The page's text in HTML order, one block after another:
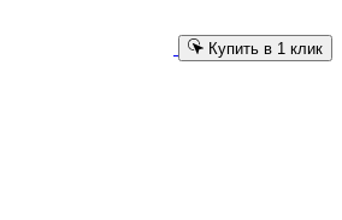
Купить в 1 клик